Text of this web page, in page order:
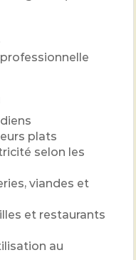
plats
selon les
viandes et
et restaurants
au